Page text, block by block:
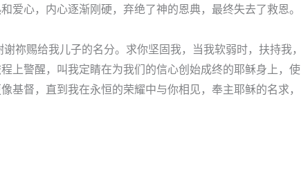
爱心，内心逐渐刚硬，弃绝了神的恩典，最终失去了救恩。
祢赐给我儿子的名分。求你坚固我，当我软弱时，扶持我，
上警醒，叫我定睛在为我们的信心创始成终的耶稣身上，使
基督，直到我在永恒的荣耀中与你相见，奉主耶稣的名求，